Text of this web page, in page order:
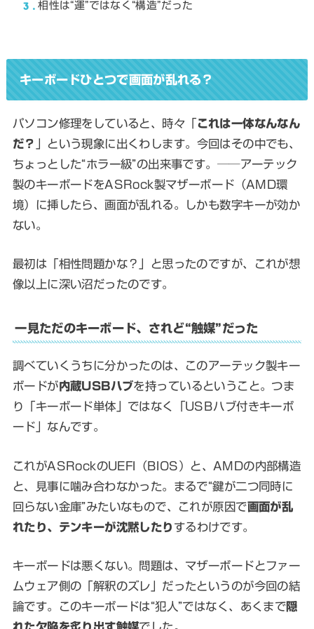
3 相性は“運”ではなく“構造”だった
キーボードひとつで画面が乱れる？
パソコン修理をしていると、時々「これは一体なんなん
だ？
」という現象に出くわします。今回はその中でも、
ちょっとした“ホラー級”の出来事です。──アーテック
製のキーボードをASRock製マザーボード（AMD環
境）に挿したら、画面が乱れる。しかも数字キーが効か
ない。
最初は「相性問題かな？」と思ったのですが、これが想
像以上に深い沼だったのです。
一見ただのキーボード、されど“触媒”だった
調べていくうちに分かったのは、このアーテック製キー
ボードが内蔵USBハブを持っているということ。つま
り「キーボード単体」ではなく「USBハブ付きキーボ
ード」なんです。
これがASRockのUEFI（BIOS）と、AMDの内部構造
と、見事に噛み合わなかった。まるで“鍵が二つ同時に
回らない金庫”みたいなもので、これが原因で画面が乱
れたり、テンキーが沈黙したり するわけです。
キーボードは悪くない。問題は、マザーボードとファー
ムウェア側の「解釈のズレ」だったというのが今回の結
論です。このキーボードは“犯人”ではなく、あくまで隠
れた欠陥を炙り出す触媒でした。